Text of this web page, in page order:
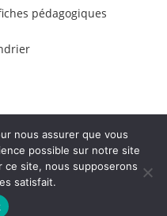
pédagogiques
2026
personnelles
nous assurer que vous
possible sur notre site
ce site, nous supposerons
satisfait.